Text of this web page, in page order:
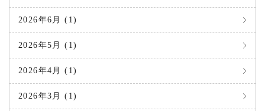
2026年6月 (1)
2026年5月 (1)
2026年4月 (1)
2026年3月 (1)